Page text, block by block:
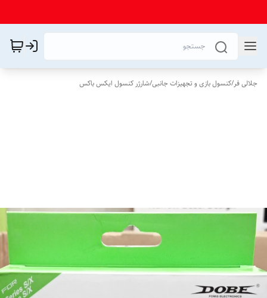
جلالی فر/کنسول بازی و تجهیزات جانبی/شارژر کنسول ایکس باکس